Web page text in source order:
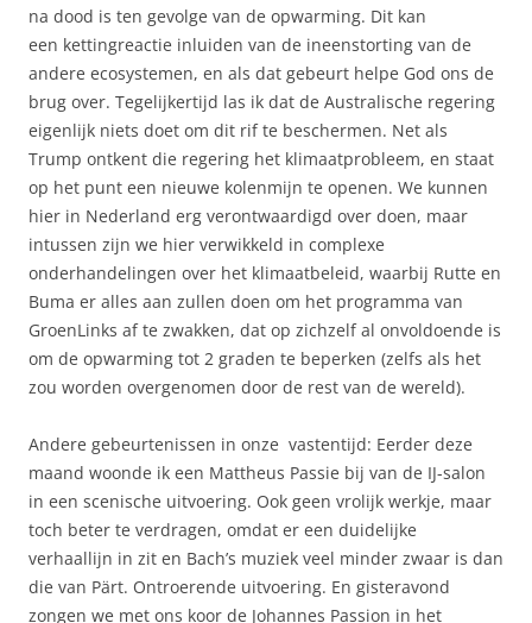
na dood is ten gevolge van de opwarming. Dit kan
een kettingreactie inluiden van de ineenstorting van de
andere ecosystemen, en als dat gebeurt helpe God ons de
brug over. Tegelijkertijd las ik dat de Australische regering
eigenlijk niets doet om dit rif te beschermen. Net als
Trump ontkent die regering het klimaatprobleem, en staat
op het punt een nieuwe kolenmijn te openen. We kunnen
hier in Nederland erg verontwaardigd over doen, maar
intussen zijn we hier verwikkeld in complexe
onderhandelingen over het klimaatbeleid, waarbij Rutte en
Buma er alles aan zullen doen om het programma van
GroenLinks af te zwakken, dat op zichzelf al onvoldoende is
om de opwarming tot 2 graden te beperken (zelfs als het
zou worden overgenomen door de rest van de wereld).
Andere gebeurtenissen in onze vastentijd: Eerder deze
maand woonde ik een Mattheus Passie bij van de IJ-salon
in een scenische uitvoering. Ook geen vrolijk werkje, maar
toch beter te verdragen, omdat er een duidelijke
verhaallijn in zit en Bach’s muziek veel minder zwaar is dan
die van Pärt. Ontroerende uitvoering. En gisteravond
zongen we met ons koor de Johannes Passion in het